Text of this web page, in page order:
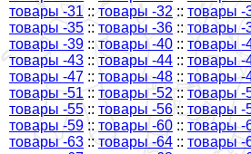
товары -31 :: товары -32 :: товары -
товары -35 :: товары -36 :: товары -
товары -39 :: товары -40 :: товары -
товары -43 :: товары -44 :: товары -
товары -47 :: товары -48 :: товары -
товары -51 :: товары -52 :: товары -
товары -55:: товары -56 :: товары -
товары -59 :: товары -60 :: товары -
товары -63 ::товары -64 :: товары -